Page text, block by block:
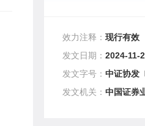
效力注释：现行有效
发文日期：2024-11-
发文字号：中证协发
发文机关：中国证券